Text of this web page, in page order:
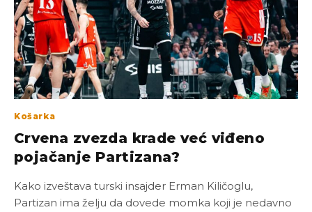
Košarka
Crvena zvezda krade već viđeno
pojačanje Partizana?
Kako izveštava turski insajder Erman Kiličoglu,
Partizan ima želju da dovede momka koji je nedavno